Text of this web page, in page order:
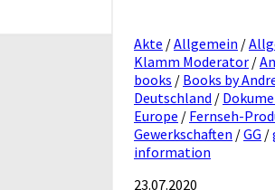
Akte /Allgemein /
Klamm Moderator /
books / Books by
Deutschland /
Europe / Fernseh-
Gewerkschaften /GG /
information
23.07.2020